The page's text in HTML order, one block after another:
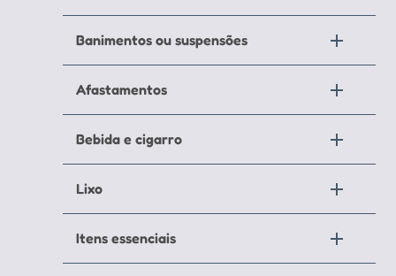
Banimentos ou suspensões
Afastamentos
Bebida e cigarro
Lixo
Itens essenciais